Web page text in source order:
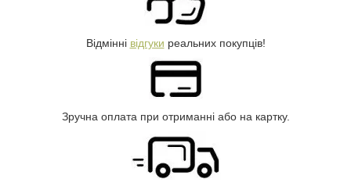
Відмінні відгуки реальних покупців!
Зручна оплата при отриманні або на картку.